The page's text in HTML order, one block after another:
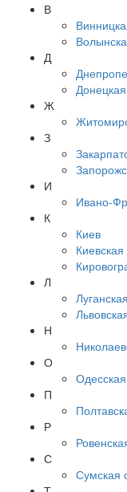
В
Д
Ж
З
И
Ивано-
К
Киев
Л
Н
О
П
Р
С
Сумская